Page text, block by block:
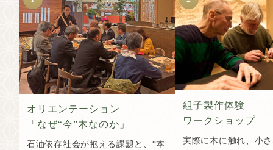
オリエンテーション
「なぜ“今”木なのか」
石油依存社会が抱える課題と、“本
組子製作体験
ワークショップ
実際に木に触れ、小